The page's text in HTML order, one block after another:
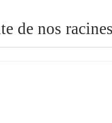
de nos